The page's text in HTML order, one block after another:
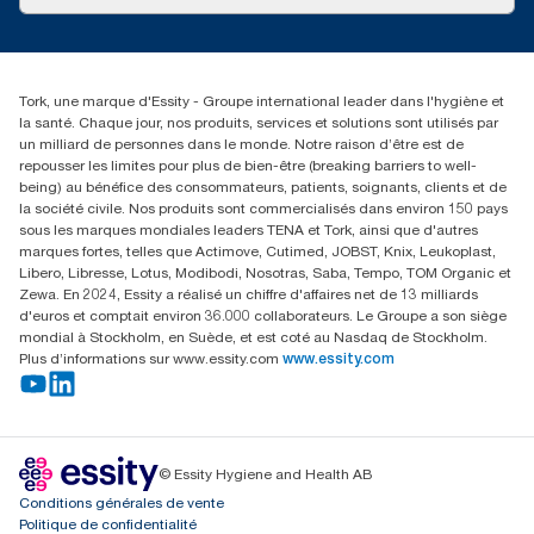
+216 71 11 60 00
52 Rue 8601 ZI CHARGUIA 1
BP194.Tunis, Tunisie
Tork, une marque d'Essity - Groupe international leader dans l'hygiène et
la santé. Chaque jour, nos produits, services et solutions sont utilisés par
un milliard de personnes dans le monde. Notre raison d’être est de
repousser les limites pour plus de bien-être (breaking barriers to well-
being) au bénéfice des consommateurs, patients, soignants, clients et de
la société civile. Nos produits sont commercialisés dans environ 150 pays
sous les marques mondiales leaders TENA et Tork, ainsi que d'autres
marques fortes, telles que Actimove, Cutimed, JOBST, Knix, Leukoplast,
Libero, Libresse, Lotus, Modibodi, Nosotras, Saba, Tempo, TOM Organic et
Zewa. En 2024, Essity a réalisé un chiffre d'affaires net de 13 milliards
d'euros et comptait environ 36.000 collaborateurs. Le Groupe a son siège
mondial à Stockholm, en Suède, et est coté au Nasdaq de Stockholm.
Plus d’informations sur www.essity.com www.essity.com
© Essity Hygiene and Health AB
Conditions générales de vente
Politique de confidentialité